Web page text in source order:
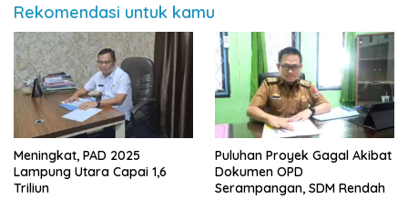
Rekomendasi untuk kamu
Meningkat, PAD 2025
Lampung Utara Capai 1,6
Triliun
Puluhan Proyek Gagal Akibat
Dokumen OPD
Serampangan, SDM Rendah